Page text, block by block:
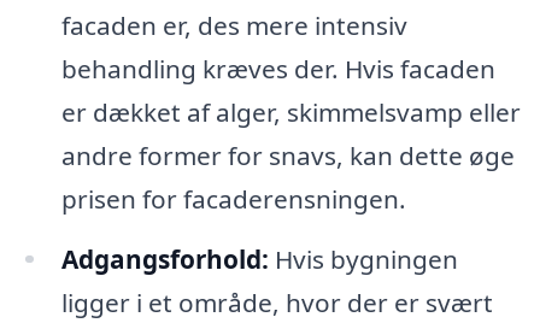
facaden er, des mere intensiv
behandling kræves der. Hvis facaden
er dækket af alger, skimmelsvamp eller
andre former for snavs, kan dette øge
prisen for facaderensningen.
Adgangsforhold: Hvis bygningen
ligger i et område, hvor der er svært